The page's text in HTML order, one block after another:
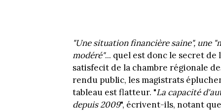
"Une situation financière saine", une
modéré"... quel est donc le secret
satisfecit de la chambre régionale
rendu public, les magistrats
tableau est flatteur. "La capacité
depuis 2009", écrivent-ils, notant